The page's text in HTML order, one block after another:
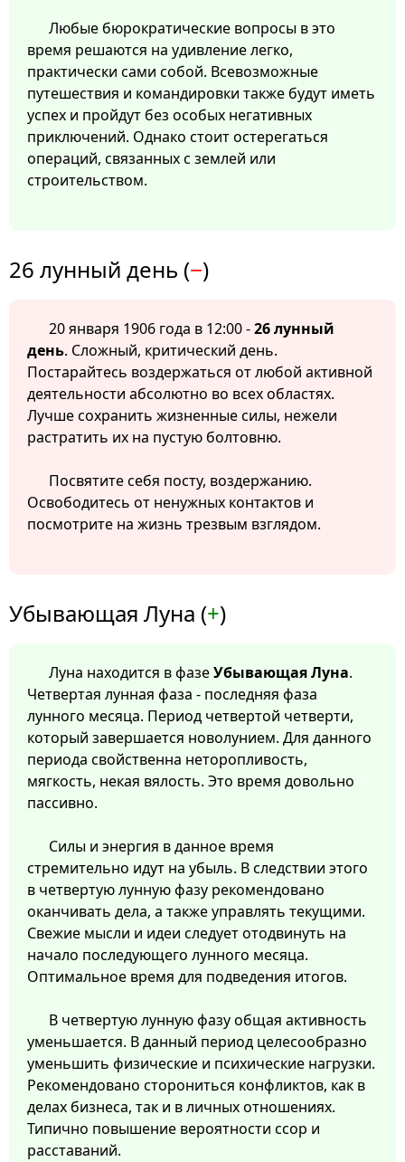
Любые бюрократические вопросы в это
время решаются на удивление легко,
практически сами собой. Всевозможные
путешествия и командировки также будут иметь
успех и пройдут без особых негативных
приключений. Однако стоит остерегаться
операций, связанных с землей или
строительством.
26 лунный день (−)
20 января 1906 года в 12:00 -26 лунный
день. Сложный, критический день.
Постарайтесь воздержаться от любой активной
деятельности абсолютно во всех областях.
Лучше сохранить жизненные силы, нежели
растратить их на пустую болтовню.
Посвятите себя посту, воздержанию.
Освободитесь от ненужных контактов и
посмотрите на жизнь трезвым взглядом.
Убывающая Луна (+)
Луна находится в фазеУбывающая Луна.
Четвертая лунная фаза - последняя фаза
лунного месяца. Период четвертой четверти,
который завершается новолунием. Для данного
периода свойственна неторопливость,
мягкость, некая вялость. Это время довольно
пассивно.
Силы и энергия в данное время
стремительно идут на убыль. В следствии этого
в четвертую лунную фазу рекомендовано
оканчивать дела, а также управлять текущими.
Свежие мысли и идеи следует отодвинуть на
начало последующего лунного месяца.
Оптимальное время для подведения итогов.
В четвертую лунную фазу общая активность
уменьшается. В данный период целесообразно
уменьшить физические и психические нагрузки.
Рекомендовано сторониться конфликтов, как в
делах бизнеса, так и в личных отношениях.
Типично повышение вероятности ссор и
расставаний.